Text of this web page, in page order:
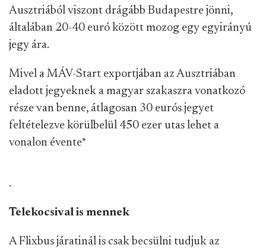
Ausztriából viszont drágább Budapestre jönni,
általában 20-40 euró között mozog egy egyirányú
jegy ára.
Mivel a MÁV-Start exportjában az Ausztriában
eladott jegyeknek a magyar szakaszra vonatkozó
része van benne, átlagosan 30 eurós jegyet
feltételezve körülbelül 450 ezer utas lehet a
vonalon évente*
.
Telekocsival is mennek
A Flixbus járatinál is csak becsülni tudjuk az